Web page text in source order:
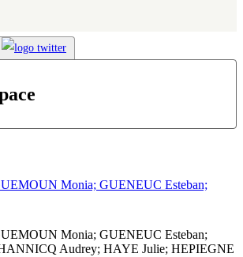
Monia; GUENEUC Esteban;
Monia; GUENEUC Esteban;
Audrey; HAYE Julie; HEPIEGNE